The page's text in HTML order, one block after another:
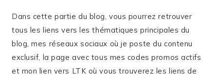
Dans cette partie du blog, vous pourrez retrouver
tous les liens vers les thématiques principales du
blog, mes réseaux sociaux où je poste du contenu
exclusif, la page avec tous mes codes promos actifs
et mon lien vers LTK où vous trouverez les liens de